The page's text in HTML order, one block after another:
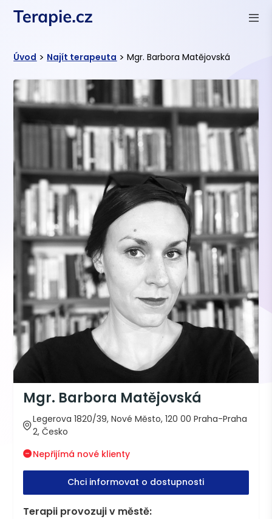
Úvod > Najít terapeuta > Mgr. Barbora Matějovská
Mgr. Barbora Matějovská
Legerova 1820/39, Nové Město, 120 00 Praha-Praha
2, Česko
Nepřijímá nové klienty
Chci informovat o dostupnosti
Terapii provozuji v městě: